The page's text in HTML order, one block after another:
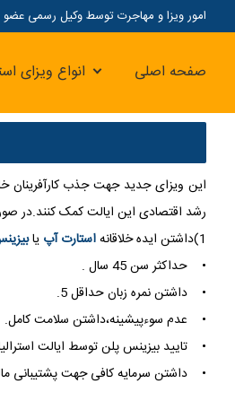
امور ویزا و مهاجرت توسط وکیل رسمی عضو
صفحه اصلی انواع ویزای
این ویزای جدید جهت جذب کارآفرینان
رشد اقتصادی این ایالت کمک کنند.در
1)داشتن ایده خلاقانه
استارت آپ یا
• حداکثر سن 45 سال .
• داشتن نمره زبان حداقل 5.
• عدم سوءپیشینه،داشتن سلامت کامل.
• تایید بیزینس پلن توسط ایالت
• داشتن سرمایه کافی جهت پشتیبانی